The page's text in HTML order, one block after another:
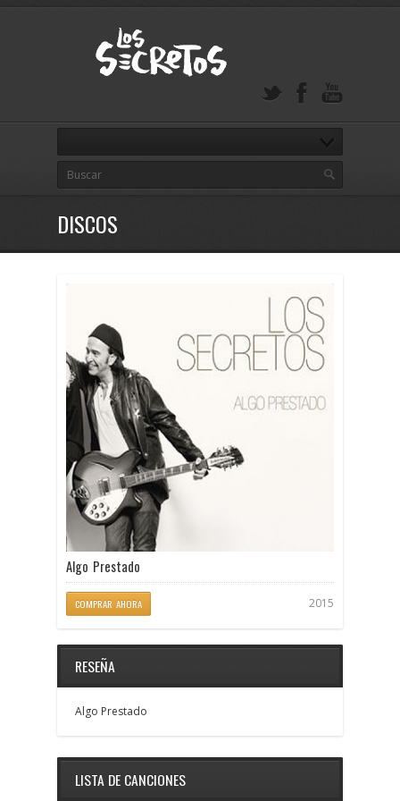
DISCOS
Algo Prestado
COMPRAR AHORA 2015
RESEÑA
Algo Prestado
LISTA DE CANCIONES